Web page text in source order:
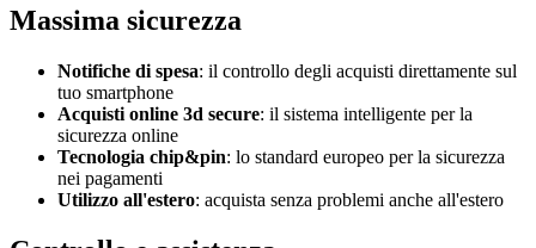
Massima sicurezza
Notifiche di spesa: il controllo degli acquisti direttamente sul
tuo smartphone
Acquisti online 3d secure: il sistema intelligente per la
sicurezza online
Tecnologia chip&pin: lo standard europeo per la sicurezza
nei pagamenti
Utilizzo all'estero: acquista senza problemi anche all'estero